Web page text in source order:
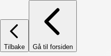
Tilbake Gå til forsiden